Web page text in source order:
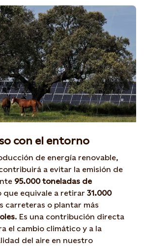
con el entorno
de energía renovable,
a evitar la emisión de
95.000 toneladas de
que equivale a retirar 31.000
carreteras o plantar más
. Es una contribución directa
el cambio climático y a la
del aire en nuestro